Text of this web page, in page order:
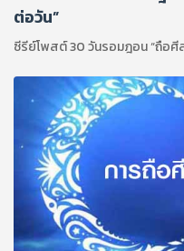
ต่อวัน”
ซีรีย์โพสต์ 30 วันรอมฎอน “ถือศี